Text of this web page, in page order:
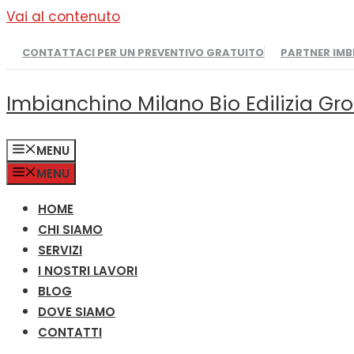
Vai al contenuto
CONTATTACI PER UN PREVENTIVO GRATUITO PARTNER
Imbianchino Milano Bio Edilizia
MENU
MENU
HOME
CHI SIAMO
SERVIZI
I NOSTRI LAVORI
BLOG
DOVE SIAMO
CONTATTI